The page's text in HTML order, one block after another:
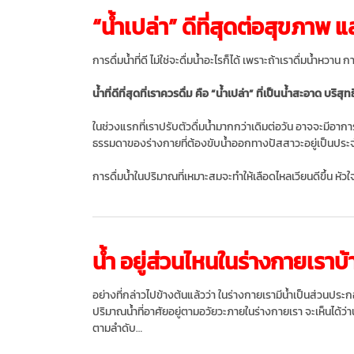
“น้ำเปล่า” ดีที่สุดต่อสุขภาพ แ
การดื่มน้ำที่ดี ไม่ใช่จะดื่มน้ำอะไรก็ได้ เพราะถ้าเราดื่มน้ำหวา
น้ำที่ดีที่สุดที่เราควรดื่ม คือ “น้ำเปล่า” ที่เป็นน้ำสะอาด บริ
ในช่วงแรกที่เราปรับตัวดื่มน้ำมากกว่าเดิมต่อวัน อาจจะมีอา
ธรรมดาของร่างกายที่ต้องขับน้ำออกทางปัสสาวะอยู่เป็นประ
การดื่มน้ำในปริมาณที่เหมาะสมจะทำให้เลือดไหลเวียนดีขึ้น
น้ำ อยู่ส่วนไหนในร่างกายเราบ้
อย่างที่กล่าวไปข้างต้นแล้วว่า ในร่างกายเรามีน้ำเป็นส่วนป
ปริมาณน้ำที่อาศัยอยู่ตามอวัยวะภายในร่างกายเรา จะเห็นไ
ตามลำดับ…